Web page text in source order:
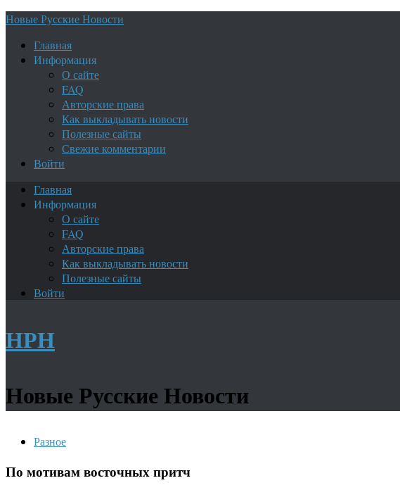
Новые Русские Новости
Главная
Информация
О сайте
FAQ
Авторские права
Как выкладывать новости
Полезные сайты
Свежие комментарии
Войти
Главная
Информация
О сайте
FAQ
Авторские права
Как выкладывать новости
Полезные сайты
Войти
НРН
Новые Русские Новости
Разное
По мотивам восточных притч